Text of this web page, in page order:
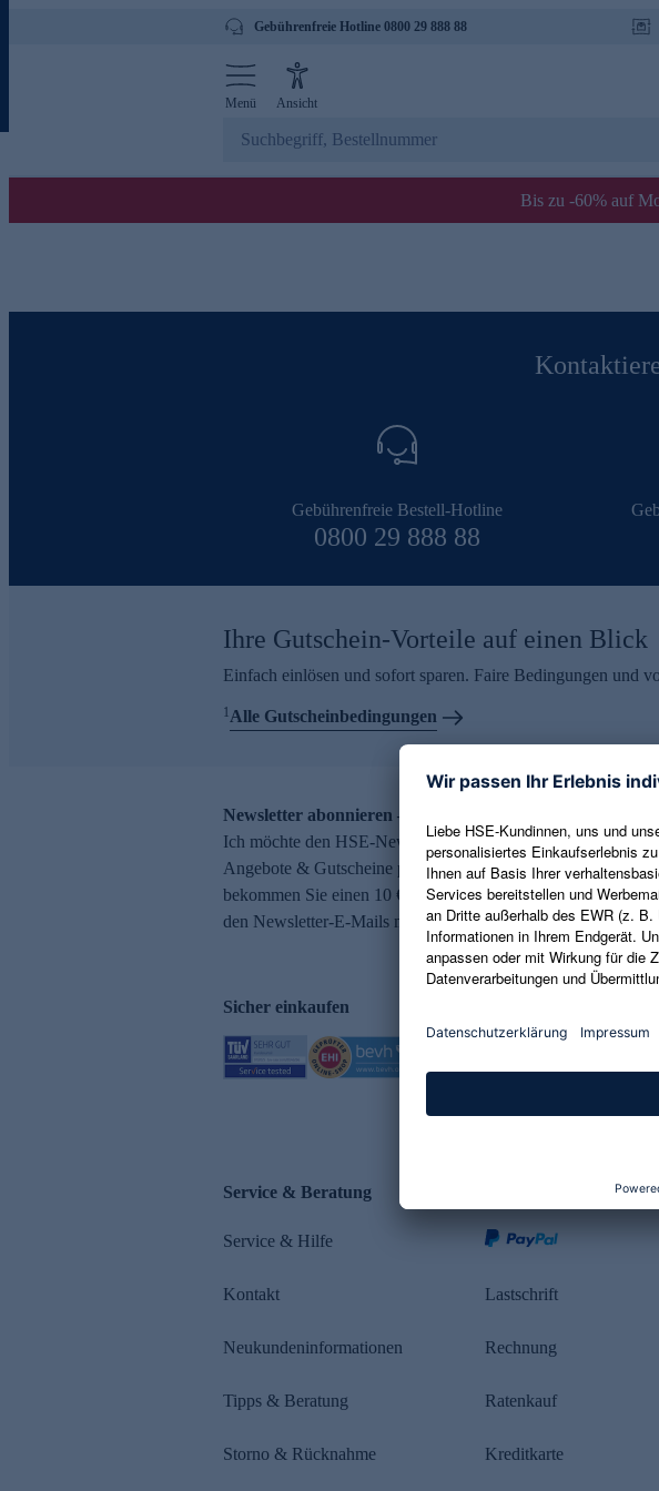
Gebührenfreie Hotline 0800 29 888 88
Menü Ansicht
Bis zu -60% auf
Gebührenfreie Bestell-Hotline
0800 29 888 88
Ihre Gutschein-Vorteile auf einen Blick
Einfach einlösen und sofort sparen. Faire Bedingungen und
1Alle Gutscheinbedingungen
Newsletter abonnieren – 10 € Gutschein erhalten
Ich möchte den HSE-Newsletter abonnieren und aktuelle
Angebote & Gutscheine per E-Mail erhalten. Als Dankeschön
bekommen Sie einen 10 € Gutschein. Eine Abmeldung ist
den Newsletter-E-Mails möglich.
Sicher einkaufen
Service & Beratung
Service & Hilfe
Kontakt
Neukundeninformationen
Tipps & Beratung
Storno & Rücknahme
Lastschrift
Rechnung
Ratenkauf
Kreditkarte